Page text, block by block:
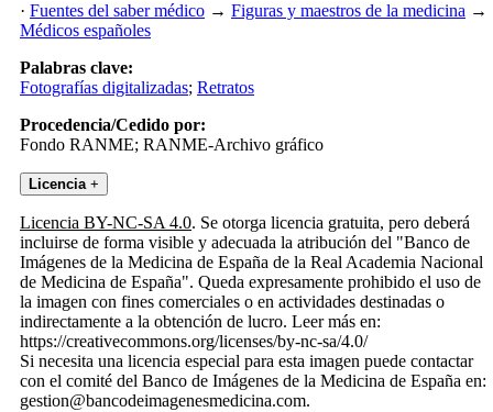
· Fuentes del saber médico → Figuras y maestros de la medicina →
Médicos españoles
Palabras clave:
Fotografías digitalizadas; Retratos
Procedencia/Cedido por:
Fondo RANME; RANME-Archivo gráfico
Licencia +
Licencia BY-NC-SA 4.0. Se otorga licencia gratuita, pero deberá
incluirse de forma visible y adecuada la atribución del "Banco de
Imágenes de la Medicina de España de la Real Academia Nacional
de Medicina de España". Queda expresamente prohibido el uso de
la imagen con fines comerciales o en actividades destinadas o
indirectamente a la obtención de lucro. Leer más en:
https://creativecommons.org/licenses/by-nc-sa/4.0/
Si necesita una licencia especial para esta imagen puede contactar
con el comité del Banco de Imágenes de la Medicina de España en:
gestion@bancodeimagenesmedicina.com.